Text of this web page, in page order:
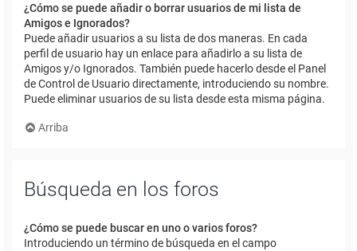
¿Cómo se puede añadir o borrar usuarios de mi lista de
Amigos e Ignorados?
Puede añadir usuarios a su lista de dos maneras. En cada
perfil de usuario hay un enlace para añadirlo a su lista de
Amigos y/o Ignorados. También puede hacerlo desde el Panel
de Control de Usuario directamente, introduciendo su nombre.
Puede eliminar usuarios de su lista desde esta misma página.
Arriba
Búsqueda en los foros
¿Cómo se puede buscar en uno o varios foros?
Introduciendo un término de búsqueda en el campo